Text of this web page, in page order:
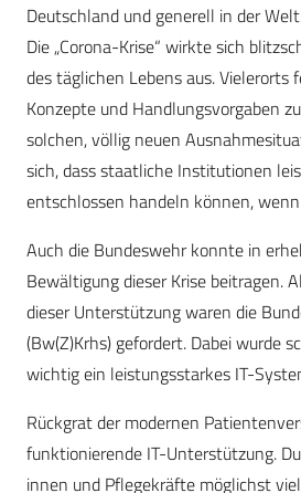
Deutschland und generell in der
Die „Corona-Krise“ wirkte sich
des täglichen Lebens aus. Vielerorts
Konzepte und Handlungsvorgaben
solchen, völlig neuen
sich, dass staatliche Institutionen
entschlossen handeln können,
Auch die Bundeswehr konnte in
Bewältigung dieser Krise beitragen.
dieser Unterstützung waren die
(Bw(Z)Krhs) gefordert. Dabei wurde
wichtig ein leistungsstarkes IT-
Rückgrat der modernen
funktionierende IT-Unterstützung.
innen und Pflegekräfte möglichst